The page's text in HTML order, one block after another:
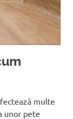
multe
unor pete